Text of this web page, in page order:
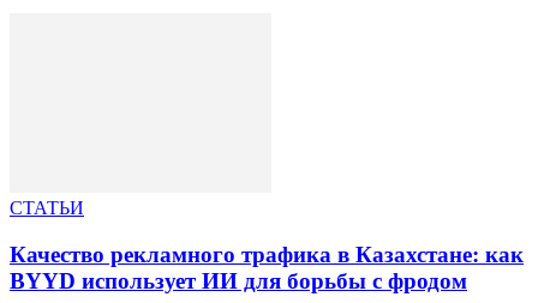
СТАТЬИ
Качество рекламного трафика в Казахстане: как
BYYD использует ИИ для борьбы с фродом